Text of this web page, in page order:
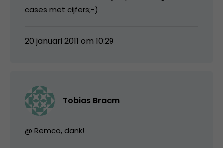
cases met cijfers;-)
20 januari 2011 om 10:29
Tobias Braam
@ Remco, dank!